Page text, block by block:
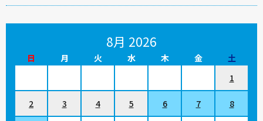
8月 2026
日 月 火 水 木 金
土
1
2 3 4 5 6 7 8